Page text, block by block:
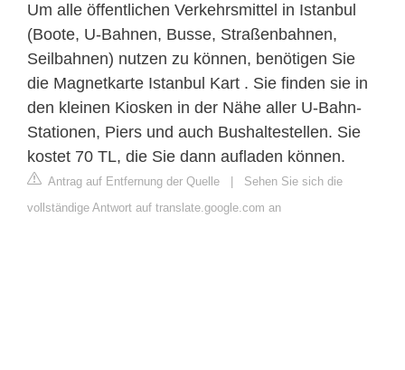
Um alle öffentlichen Verkehrsmittel in Istanbul
(Boote, U-Bahnen, Busse, Straßenbahnen,
Seilbahnen) nutzen zu können, benötigen Sie
die Magnetkarte Istanbul Kart . Sie finden sie in
den kleinen Kiosken in der Nähe aller U-Bahn-
Stationen, Piers und auch Bushaltestellen. Sie
kostet 70 TL, die Sie dann aufladen können.
Antrag auf Entfernung der Quelle
Sehen Sie sich die
vollständige Antwort auf translate.google.com an